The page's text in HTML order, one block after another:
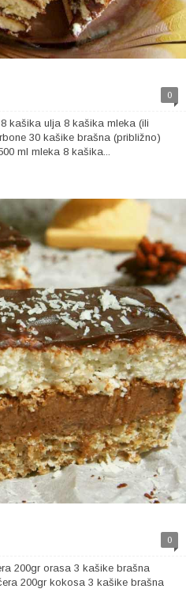
0
kašika ulja 8 kašika mleka (ili
30 kašike brašna (približno)
ml mleka 8 kašika...
0
200gr orasa 3 kašike brašna
200gr kokosa 3 kašike brašna